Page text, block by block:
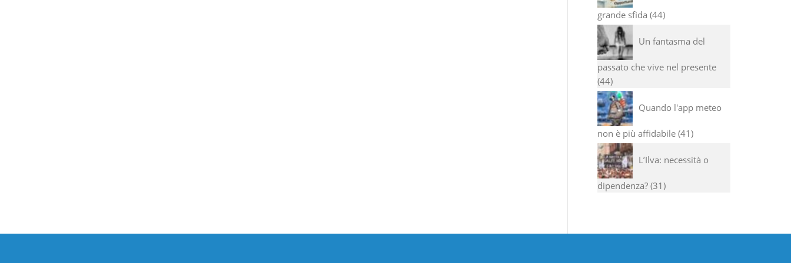
grande sfida 44
Un fantasma del
passato che vive nel presente
44
Quando l'app meteo
non è più affidabile 41
L’Ilva: necessità o
dipendenza? 31